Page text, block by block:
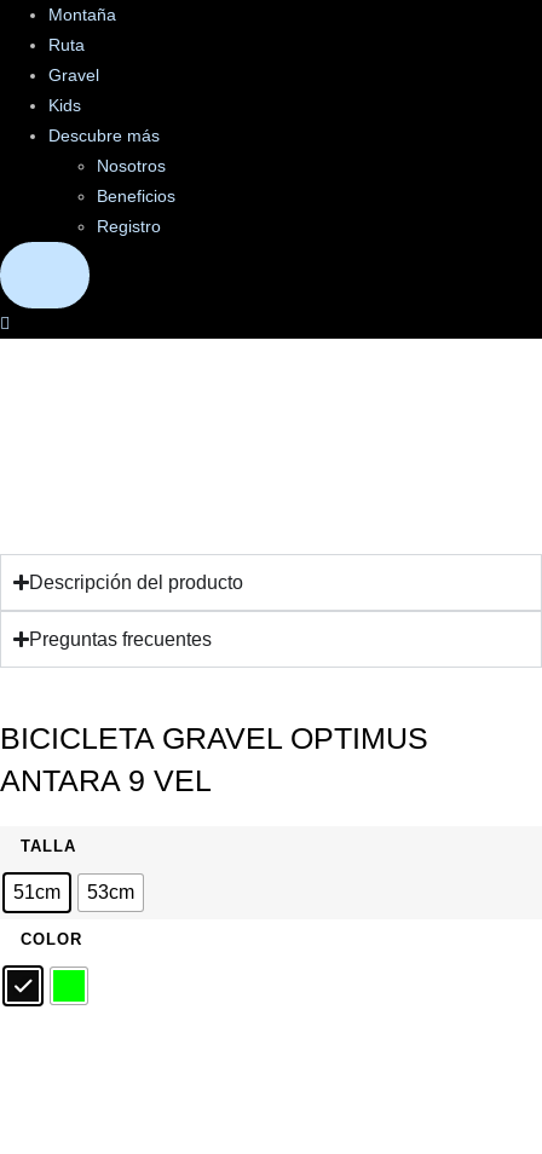
Skip
content
Montaña
Ruta
Gravel
Kids
Descubre más
Nosotros
Beneficios
Registro
HAMBURGER TOGGLE MENU
Descripción del producto
Preguntas frecuentes
BICICLETA GRAVEL OPTIMUS
ANTARA 9 VEL
TALLA
51cm 53cm
COLOR